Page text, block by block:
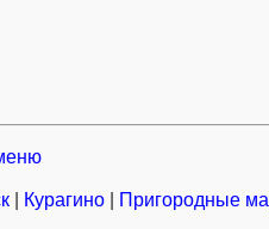
Курагино Пригородные